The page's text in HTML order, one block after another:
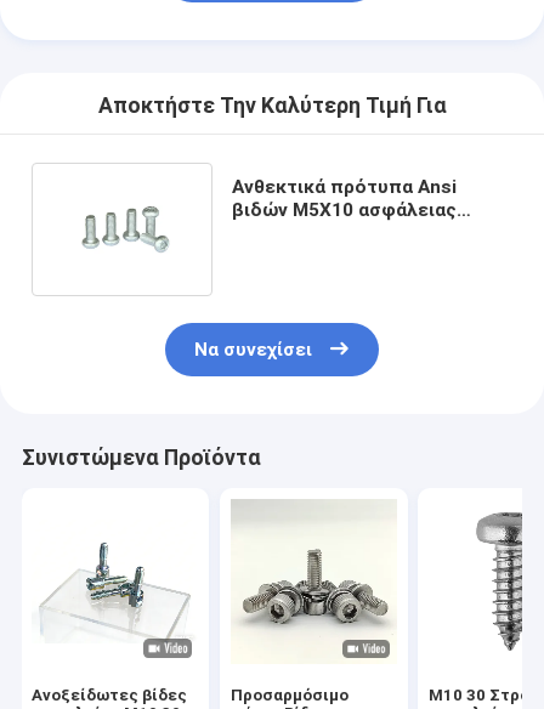
Αποκτήστε Την Καλύτερη Τιμή Για
Ανθεκτικά πρότυπα Ansi
βιδών M5X10 ασφάλειας
Να συνεχίσει
Συνιστώμενα Προϊόντα
Ανοξείδωτες βίδες
Προσαρμόσιμο
M10 30